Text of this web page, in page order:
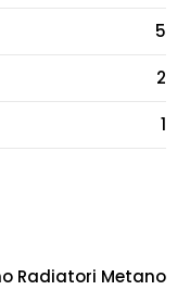
5
2
1
Radiatori Metano